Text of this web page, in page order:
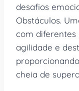
desafios
Obstáculos.
com
agilidade e
cheia de